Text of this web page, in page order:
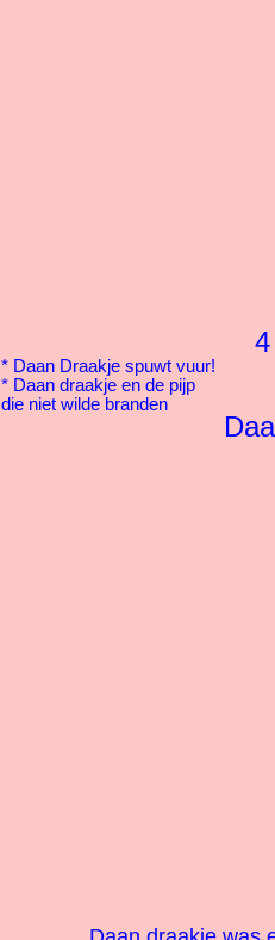
* Daan Draakje spuwt vuur!
* Daan draakje en de pijp
die niet wilde branden